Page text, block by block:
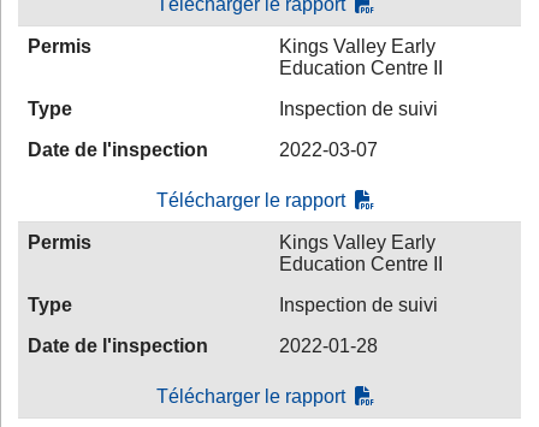
Télécharger le rapport
Permis
Kings Valley Early
Education Centre II
Type
Inspection de suivi
Date de l'inspection
2022-03-07
Télécharger le rapport
Permis
Kings Valley Early
Education Centre II
Type
Inspection de suivi
Date de l'inspection
2022-01-28
Télécharger le rapport